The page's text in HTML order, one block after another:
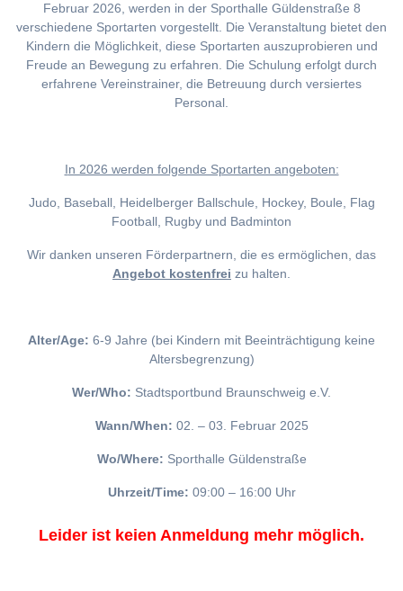
Februar 2026, werden in der Sporthalle Güldenstraße 8
verschiedene Sportarten vorgestellt. Die Veranstaltung bietet den
Kindern die Möglichkeit, diese Sportarten auszuprobieren und
Freude an Bewegung zu erfahren. Die Schulung erfolgt durch
erfahrene Vereinstrainer, die Betreuung durch versiertes
Personal.
In 2026 werden folgende Sportarten angeboten:
Judo, Baseball, Heidelberger Ballschule, Hockey, Boule, Flag
Football, Rugby und Badminton
Wir danken unseren Förderpartnern, die es ermöglichen, das
Angebot kostenfrei zu halten.
Alter/Age: 6-9 Jahre (bei Kindern mit Beeinträchtigung keine
Altersbegrenzung)
Wer/Who: Stadtsportbund Braunschweig e.V.
Wann/When: 02. – 03. Februar 2025
Wo/Where: Sporthalle Güldenstraße
Uhrzeit/Time: 09:00 – 16:00 Uhr
Leider ist keien Anmeldung mehr möglich.